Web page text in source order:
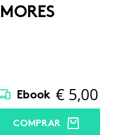
Ebook € 5,00
COMPRAR